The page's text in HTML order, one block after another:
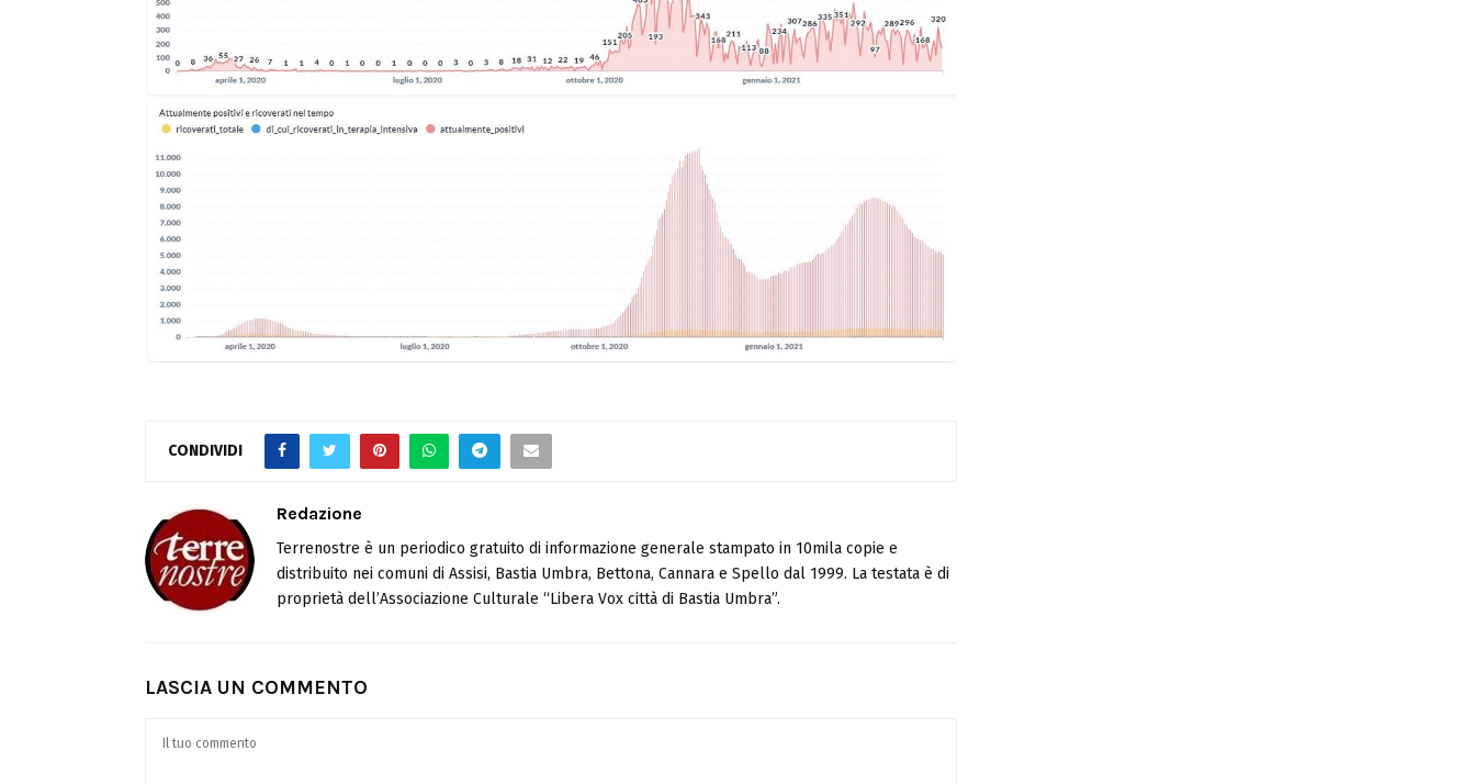
CONDIVIDI
Redazione
Terrenostre è un periodico gratuito di informazione generale stampato in 10mila copie e
distribuito nei comuni di Assisi, Bastia Umbra, Bettona, Cannara e Spello dal 1999. La testata è di
proprietà dell’Associazione Culturale “Libera Vox città di Bastia Umbra”.
LASCIA UN COMMENTO